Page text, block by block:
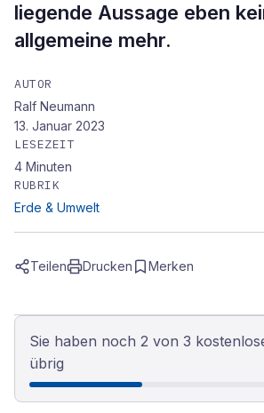
liegende Aussage eben
allgemeine mehr.
AUTOR
Ralf Neumann
13. Januar 2023
LESEZEIT
4 Minuten
RUBRIK
Erde & Umwelt
Teilen Drucken Merken
Sie haben noch 2 von 3
übrig